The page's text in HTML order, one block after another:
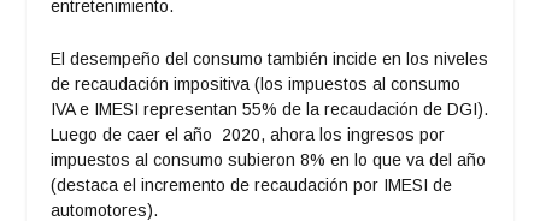
entretenimiento.
El desempeño del consumo también incide en los niveles
de recaudación impositiva (los impuestos al consumo
IVA e IMESI representan 55% de la recaudación de DGI).
Luego de caer el año 2020, ahora los ingresos por
impuestos al consumo subieron 8% en lo que va del año
(destaca el incremento de recaudación por IMESI de
automotores).